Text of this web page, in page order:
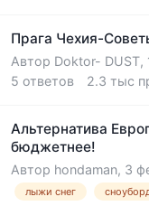
Прага Чехия-
Автор Doktor- DUST,
5 ответов 2.3 тыс
Альтернатива
бюджетнее!
Автор hondaman, 3
лыжи снег